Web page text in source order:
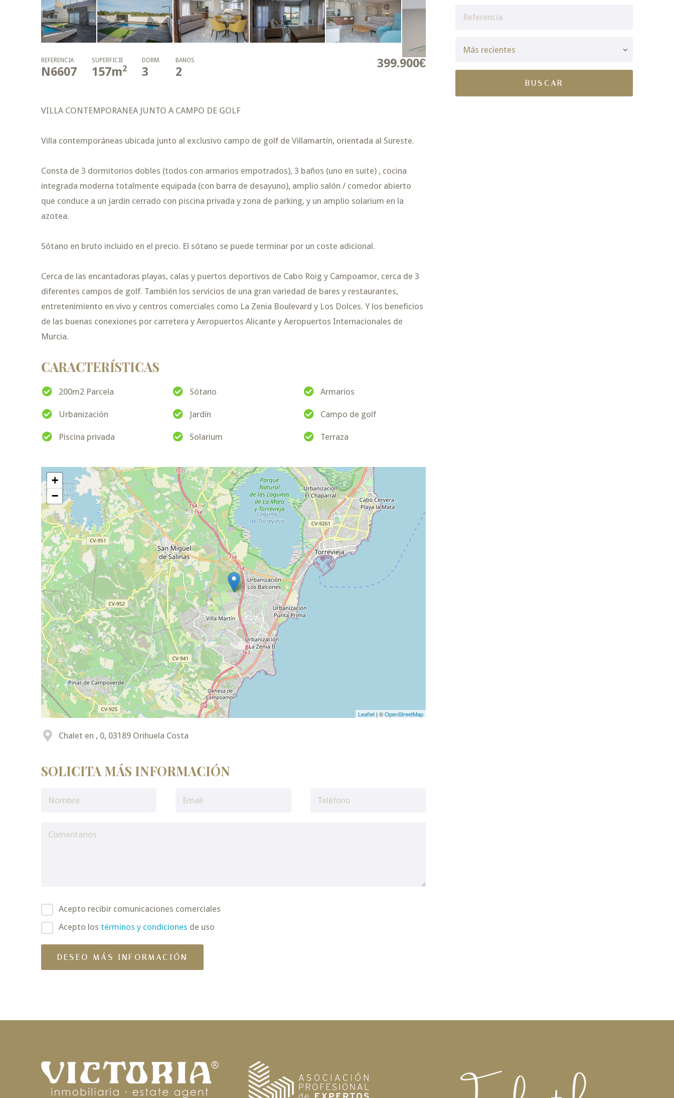
399.900€
REFERENCIA
N6607
SUPERFICIE
157m2
DORM.
3
BAÑOS
2
VILLA CONTEMPORANEA JUNTO A CAMPO DE GOLF
Villa contemporáneas ubicada junto al exclusivo campo de golf de Villamartí­n, orientada al Sureste.
Consta de 3 dormitorios dobles (todos con armarios empotrados), 3 baños (uno en suite) , cocina
integrada moderna totalmente equipada (con barra de desayuno), amplio salón / comedor abierto
que conduce a un jardí­n cerrado con piscina privada y zona de parking, y un amplio solarium en la
azotea.
Sótano en bruto incluido en el precio. El sótano se puede terminar por un coste adicional.
Cerca de las encantadoras playas, calas y puertos deportivos de Cabo Roig y Campoamor, cerca de 3
diferentes campos de golf. También los servicios de una gran variedad de bares y restaurantes,
entretenimiento en vivo y centros comerciales como La Zenia Boulevard y Los Dolces. Y los beneficios
de las buenas conexiones por carretera y Aeropuertos Alicante y Aeropuertos Internacionales de
Murcia.
CARACTERÍSTICAS
200m2 Parcela Sótano Armarios
Urbanización Jardín Campo de golf
Piscina privada Solarium Terraza
+
−
Leaflet | ©OpenStreetMap
Chalet en , 0, 03189 Orihuela Costa
SOLICITA MÁS INFORMACIÓN
Acepto recibir comunicaciones comerciales
Acepto los términos y condiciones de uso